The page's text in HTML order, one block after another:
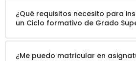
¿Qué requisitos necesito para
un Ciclo formativo de Grado
¿Me puedo matricular en